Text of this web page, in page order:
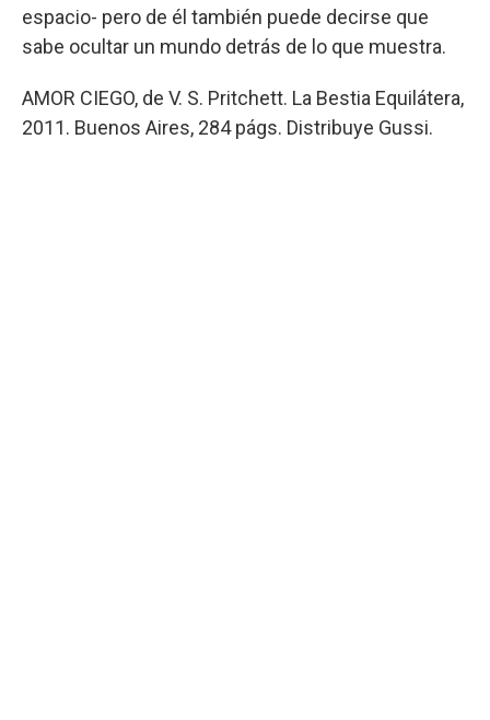
espacio- pero de él también puede decirse que
sabe ocultar un mundo detrás de lo que muestra.
AMOR CIEGO, de V. S. Pritchett. La Bestia Equilátera,
2011. Buenos Aires, 284 págs. Distribuye Gussi.